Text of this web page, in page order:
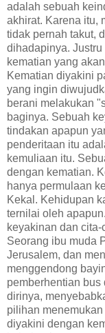
adalah sebuah
akhirat. Karena itu,
tidak pernah takut,
dihadapinya.
kematian yang
Kematian diyakini
yang ingin
berani melakukan
baginya. Sebuah
tindakan apapun
penderitaan itu
kemuliaan itu.
dengan kematian.
hanya permulaan
Kekal. Kehidupan
ternilai oleh
keyakinan dan cita-
Seorang ibu muda
Jerusalem, dan
menggendong
pemberhentian bus
dirinya,
pilihan
diyakini dengan